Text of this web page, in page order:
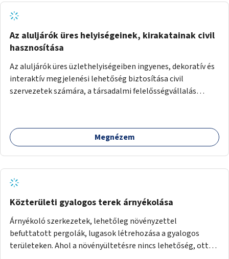
Az aluljárók üres helyiségeinek, kirakatainak civil
hasznosítása
Az aluljárók üres üzlethelyiségeiben ingyenes, dekoratív és
interaktív megjelenési lehetőség biztosítása civil
szervezetek számára, a társadalmi felelősségvállalás
például rajzokkal, kérdésekkel, üzenetküldési lehetőséggel
vagy akciónapokkal – bérleti és közüzemi díjak nélkül, a
Megnézem
Közterületi gyalogos terek árnyékolása
Árnyékoló szerkezetek, lehetőleg növényzettel
befuttatott pergolák, lugasok létrehozása a gyalogos
területeken. Ahol a növényültetésre nincs lehetőség, ott